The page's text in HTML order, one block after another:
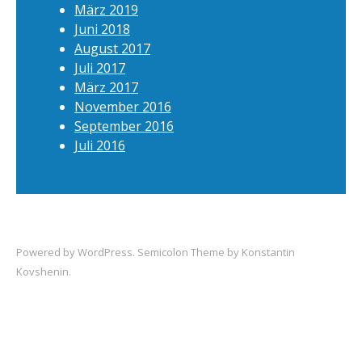
März 2019
Juni 2018
August 2017
Juli 2017
März 2017
November 2016
September 2016
Juli 2016
Powered byWordPress. Semicolon Theme by Konstantin
Kovshenin.